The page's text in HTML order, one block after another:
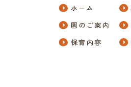
ホーム
園のご案内
保育内容